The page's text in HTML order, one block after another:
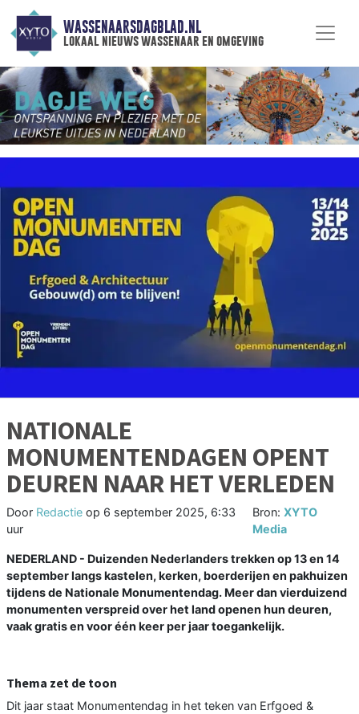
WASSENAARSDAGBLAD.NL
lokaal nieuws wassenaar en omgeving
NATIONALE
MONUMENTENDAGEN OPENT
DEUREN NAAR HET VERLEDEN
Door Redactie op 6 september 2025, 6:33
uur
Bron: XYTO
Media
NEDERLAND - Duizenden Nederlanders trekken op 13 en 14
september langs kastelen, kerken, boerderijen en pakhuizen
tijdens de Nationale Monumentendag. Meer dan vierduizend
monumenten verspreid over het land openen hun deuren,
vaak gratis en voor één keer per jaar toegankelijk.
Thema zet de toon
Dit jaar staat Monumentendag in het teken van Erfgoed &